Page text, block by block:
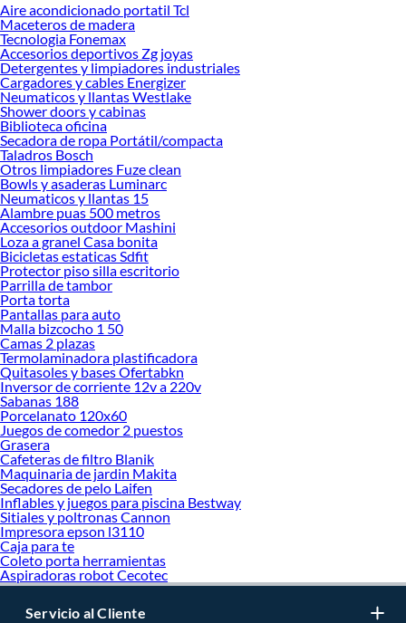
Desde remodelaciones hasta proyectos de decoración, estamos aquí para hacer
tus ideas realidad. ¡Visítanos y encuentra todo lo que tenemos para ofrecerte en
Computación gamer!
Explora la variedad de productos de Computación gamer en Sodimac
Herramientas, materiales y accesorios de calidad para tus proyectos y
renovación de espacios. ¡Visítanos y descubre todo lo que tenemos para
ofrecerte!
Encuentra una amplia variedad de productos de Computación gamer en
Sodimac. Encuentra todo lo necesario para tus proyectos de renovación y
decoración. ¡Visítanos y haz tus ideas realidad!
Aire acondicionado portatil Tcl
Maceteros de madera
Tecnologia Fonemax
Accesorios deportivos Zg joyas
Detergentes y limpiadores industriales
Cargadores y cables Energizer
Neumaticos y llantas Westlake
Shower doors y cabinas
Biblioteca oficina
Secadora de ropa Portátil/compacta
Taladros Bosch
Otros limpiadores Fuze clean
Bowls y asaderas Luminarc
Neumaticos y llantas 15
Alambre puas 500 metros
Accesorios outdoor Mashini
Loza a granel Casa bonita
Bicicletas estaticas Sdfit
Protector piso silla escritorio
Parrilla de tambor
Porta torta
Pantallas para auto
Malla bizcocho 1 50
Camas 2 plazas
Termolaminadora plastificadora
Quitasoles y bases Ofertabkn
Inversor de corriente 12v a 220v
Sabanas 188
Porcelanato 120x60
Juegos de comedor 2 puestos
Grasera
Cafeteras de filtro Blanik
Maquinaria de jardin Makita
Secadores de pelo Laifen
Inflables y juegos para piscina Bestway
Sitiales y poltronas Cannon
Impresora epson l3110
Caja para te
Coleto porta herramientas
Aspiradoras robot Cecotec
Servicio al Cliente